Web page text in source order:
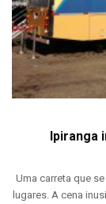
Ipiranga
Uma carreta que
lugares. A cena